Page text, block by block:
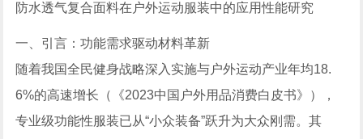
防水透气复合面料在户外运动服装中的应用性能研究
一、引言：功能需求驱动材料革新
随着我国全民健身战略深入实施与户外运动产业年均18.
6%的高速增长（《2023中国户外用品消费白皮书》），
专业级功能性服装已从“小众装备”跃升为大众刚需。其